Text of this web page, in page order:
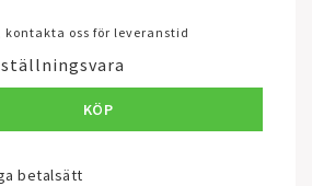
oss för leveranstid
KÖP
betalsätt